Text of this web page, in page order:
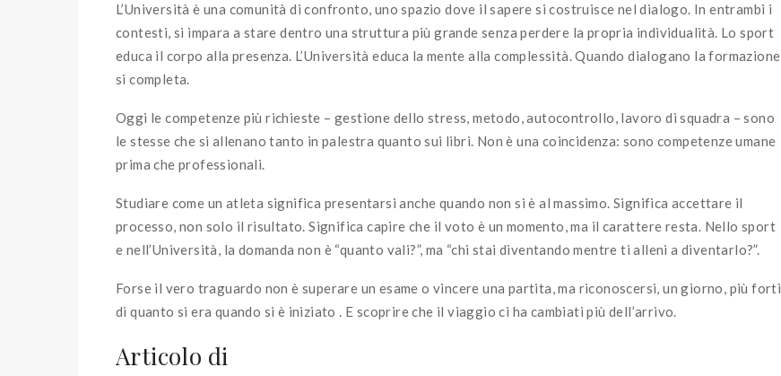
L’Università è una comunità di confronto, uno spazio dove il sapere si costruisce nel dialogo. In entrambi i
contesti, si impara a stare dentro una struttura più grande senza perdere la propria individualità. Lo sport
educa il corpo alla presenza. L’Università educa la mente alla complessità. Quando dialogano la formazione
si completa.
Oggi le competenze più richieste – gestione dello stress, metodo, autocontrollo, lavoro di squadra – sono
le stesse che si allenano tanto in palestra quanto sui libri. Non è una coincidenza: sono competenze umane
prima che professionali.
Studiare come un atleta significa presentarsi anche quando non si è al massimo. Significa accettare il
processo, non solo il risultato. Significa capire che il voto è un momento, ma il carattere resta. Nello sport
e nell’Università, la domanda non è “quanto vali?”, ma “chi stai diventando mentre ti alleni a diventarlo?”.
Forse il vero traguardo non è superare un esame o vincere una partita, ma riconoscersi, un giorno, più forti
di quanto si era quando si è iniziato . E scoprire che il viaggio ci ha cambiati più dell’arrivo.
Articolo di